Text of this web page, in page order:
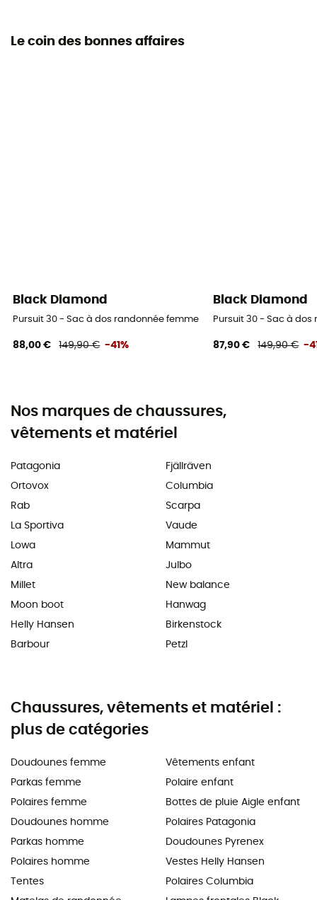
Le coin des bonnes affaires
Black Diamond
Pursuit 30 - Sac à dos randonnée femme
88,00 € 149,90 € -41%
Black Diamond
Pursuit 30 - Sac à
87,90 € 149,90 € -
Nos marques de chaussures,
vêtements et matériel
Patagonia
Ortovox
Rab
La Sportiva
Lowa
Altra
Millet
Moon boot
Helly Hansen
Barbour
Fjällräven
Columbia
Scarpa
Vaude
Mammut
Julbo
New balance
Hanwag
Birkenstock
Petzl
Chaussures, vêtements et matériel :
plus de catégories
Doudounes femme
Parkas femme
Polaires femme
Doudounes homme
Parkas homme
Polaires homme
Tentes
Vêtements enfant
Polaire enfant
Bottes de pluie Aigle enfant
Polaires Patagonia
Doudounes Pyrenex
Vestes Helly Hansen
Polaires Columbia